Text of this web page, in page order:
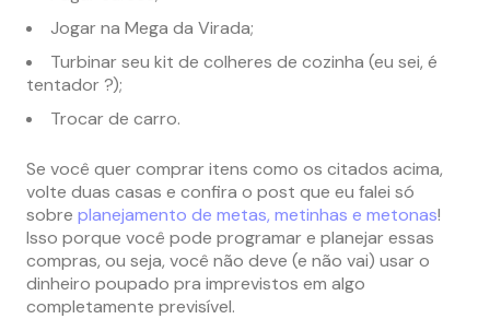
Jogar na Mega da Virada;
Turbinar seu kit de colheres de cozinha (eu sei, é
tentador ?);
Trocar de carro.
Se você quer comprar itens como os citados acima,
volte duas casas e confira o post que eu falei só
sobre planejamento de metas, metinhas e metonas!
Isso porque você pode programar e planejar essas
compras, ou seja, você não deve (e não vai) usar o
dinheiro poupado pra imprevistos em algo
completamente previsível.